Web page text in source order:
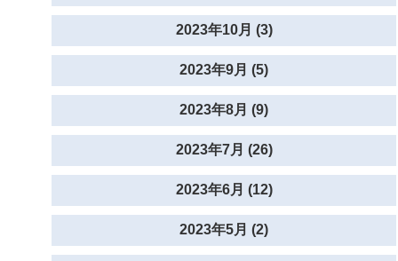
2023年10月 (3)
2023年9月 (5)
2023年8月 (9)
2023年7月 (26)
2023年6月 (12)
2023年5月 (2)